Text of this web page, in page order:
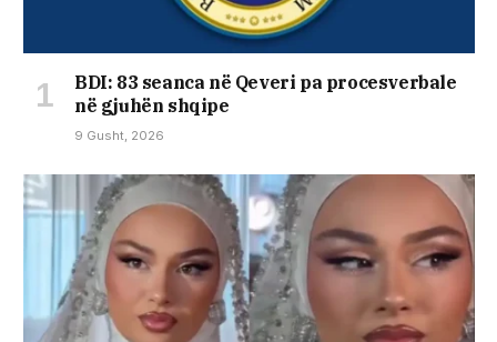
BDI: 83 seanca në Qeveri pa procesverbale
në gjuhën shqipe
9 Gusht, 2026